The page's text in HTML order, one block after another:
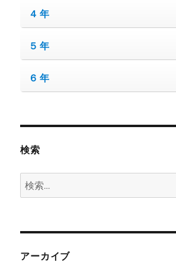
４年
５年
６年
検索
検
索:
アーカイブ